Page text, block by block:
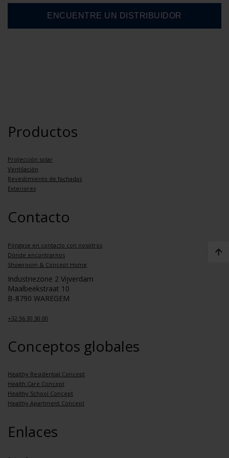
Productos
Protección solar
Ventilación
Revestimiento de fachadas
Exteriores
Contacto
Póngase en contacto con nosotros
Dónde encontrarnos
Showroom & Concept Home
Industriezone 2 Vijverdam
Maalbeekstraat 10
B-8790 WAREGEM
+32 56 30 30 00
Conceptos globales
Healthy Residential Concept
Health Care Concept
Healthy School Concept
Healthy Apartment Concept
Enlaces